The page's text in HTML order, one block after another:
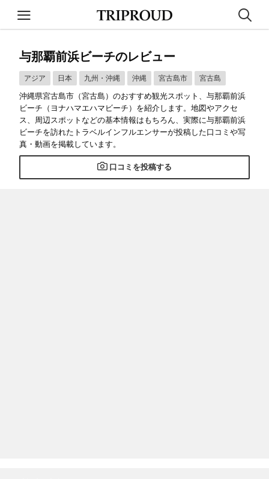
与那覇前浜ビーチのレビュー
アジア 日本 九州・沖縄 沖縄 宮古島市 宮古島
沖縄県宮古島市（宮古島）のおすすめ観光スポット、与那覇前浜
ビーチ（ヨナハマエハマビーチ）を紹介します。地図やアクセ
ス、周辺スポットなどの基本情報はもちろん、実際に与那覇前浜
ビーチを訪れたトラベルインフルエンサーが投稿した口コミや写
真・動画を掲載しています。
口コミを投稿する